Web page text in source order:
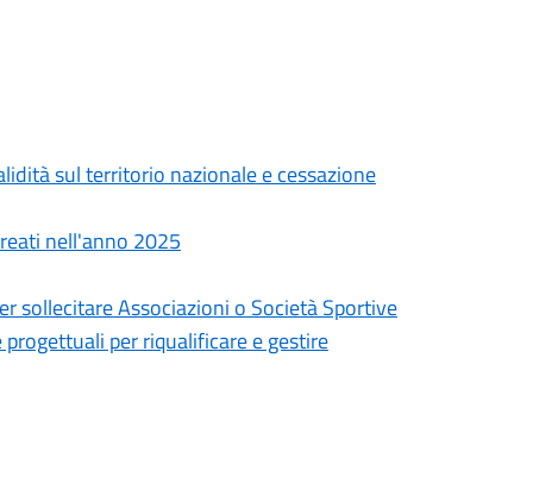
sul territorio nazionale e cessazione
nell'anno 2025
sollecitare Associazioni o Società Sportive
per riqualificare e gestire